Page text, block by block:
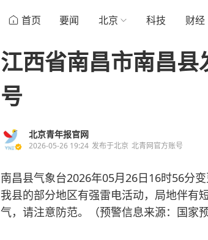
首页 要闻 北京 科技 财经
江西省南昌市南昌
号
北京青年报官网
2026-05-26 19:24 发布于北京 北青网官方账号
南昌县气象台2026年05月26日16时56分
我县的部分地区有强雷电活动，局地伴有
气，请注意防范。（预警信息来源：国家